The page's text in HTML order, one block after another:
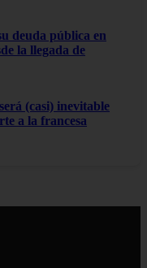
deuda pública en
la llegada de
(casi) inevitable
a la francesa